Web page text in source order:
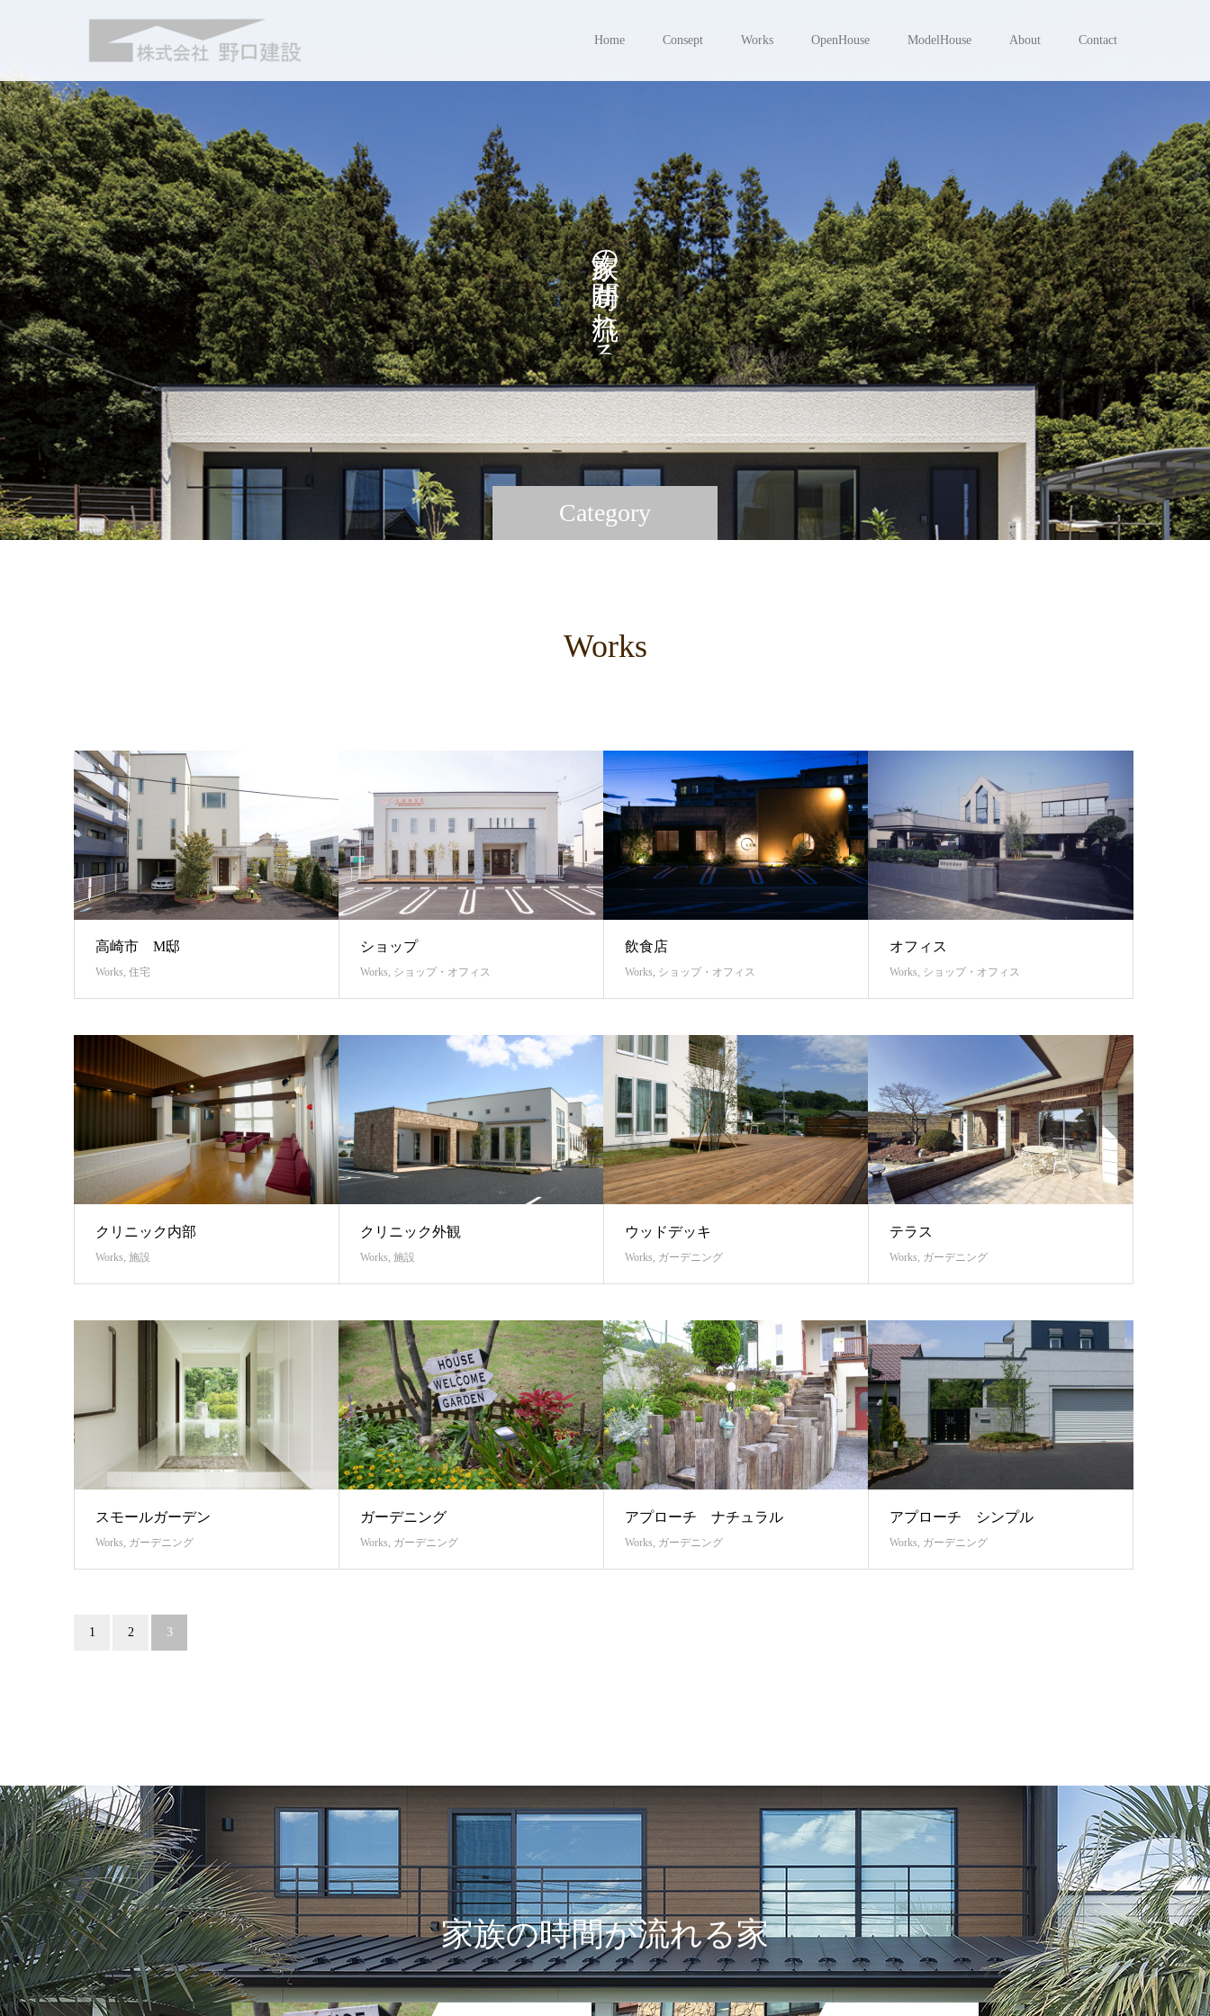
Home Consept Works OpenHouse ModelHouse About Contact
Category
の
が
れ
る
Works
高崎市 M邸
Works, 住宅
ショップ
Works, ショップ・オフィス
飲食店
Works, ショップ・オフィス
オフィス
Works, ショップ・オフィス
クリニック内部
Works, 施設
クリニック外観
Works, 施設
ウッドデッキ
Works, ガーデニング
テラス
Works, ガーデニング
スモールガーデン
Works ガーデニング
ガーデニング
Works ガーデニング
アプローチ ナチュラル
Works ガーデニング
アプローチ シンプル
Works ガーデニング
1 2 3
家族の時間が流れる家